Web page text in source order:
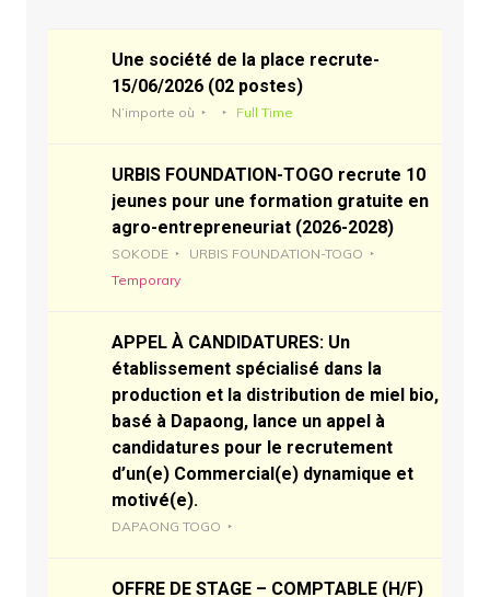
Une société de la place recrute-
15/06/2026 (02 postes)
N’importe où Full Time
URBIS FOUNDATION-TOGO recrute 10
jeunes pour une formation gratuite en
agro-entrepreneuriat (2026-2028)
SOKODE
URBIS FOUNDATION-TOGO
Temporary
APPEL À CANDIDATURES: Un
établissement spécialisé dans la
production et la distribution de miel bio,
basé à Dapaong, lance un appel à
candidatures pour le recrutement
d’un(e) Commercial(e) dynamique et
motivé(e).
DAPAONG TOGO
OFFRE DE STAGE – COMPTABLE (H/F)